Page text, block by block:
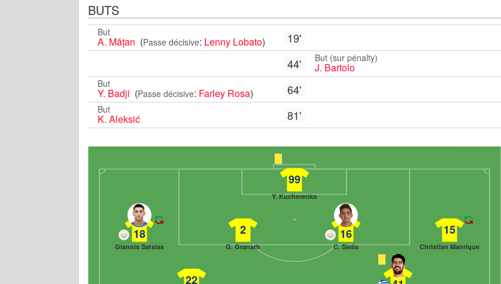
BUTS
But
A. Mățan (Passe décisive: Lenny Lobato)
19'
44'
But (sur pénalty)
J. Bartolo
But
Y. Badji (Passe décisive: Farley Rosa) 64'
But
K. Aleksić 81'
99
Y. Kucherenko
15
Christian Manrique
16
C. Sielis
2
G. Granath
18
Giannis Satsias
22